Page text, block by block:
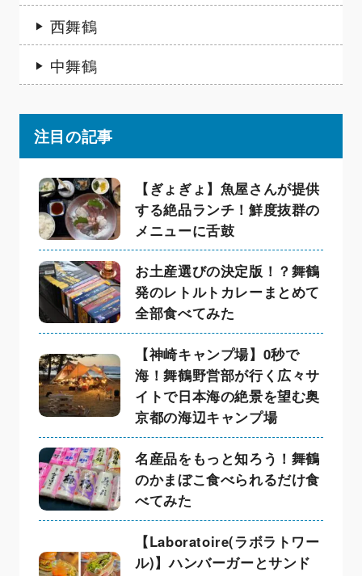
西舞鶴
中舞鶴
注目の記事
【ぎょぎょ】魚屋さんが提供
する絶品ランチ！鮮度抜群の
メニューに舌鼓
お土産選びの決定版！？舞鶴
発のレトルトカレーまとめて
全部食べてみた
【神崎キャンプ場】0秒で
海！舞鶴野営部が行く広々サ
イトで日本海の絶景を望む奥
京都の海辺キャンプ場
名産品をもっと知ろう！舞鶴
のかまぼこ食べられるだけ食
べてみた
【Laboratoire(ラボラトワー
ル)】ハンバーガーとサンド